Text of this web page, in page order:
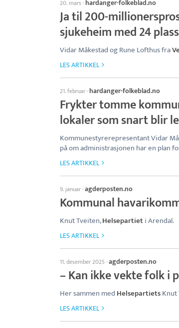
20. mars· hardanger-folkeblad.no
Ja til 200-
sjukeheim med 24
Vidar Måkestad og Rune Lofthus fra
LES ARTIKKEL
21. februar· hardanger-folkeblad.no
Frykter tomme
lokaler som snart blir
Kommunestyrerepresentant Vidar
på om administrasjonen har en plan
LES ARTIKKEL
9. januar·agderposten.no
Kommunal
Knut Tveiten,Helsepartieti Arendal.
LES ARTIKKEL
11. desember 2025·agderposten.no
– Kan ikke vekte folk i
Her sammen med Helsepartiets
LES ARTIKKEL